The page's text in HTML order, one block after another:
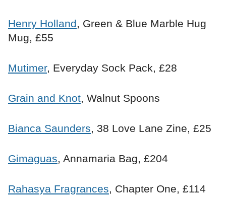
Henry Holland, Green & Blue Marble Hug
Mug, £55
Mutimer, Everyday Sock Pack, £28
Grain and Knot, Walnut Spoons
Bianca Saunders, 38 Love Lane Zine, £25
Gimaguas, Annamaria Bag, £204
Rahasya Fragrances, Chapter One, £114